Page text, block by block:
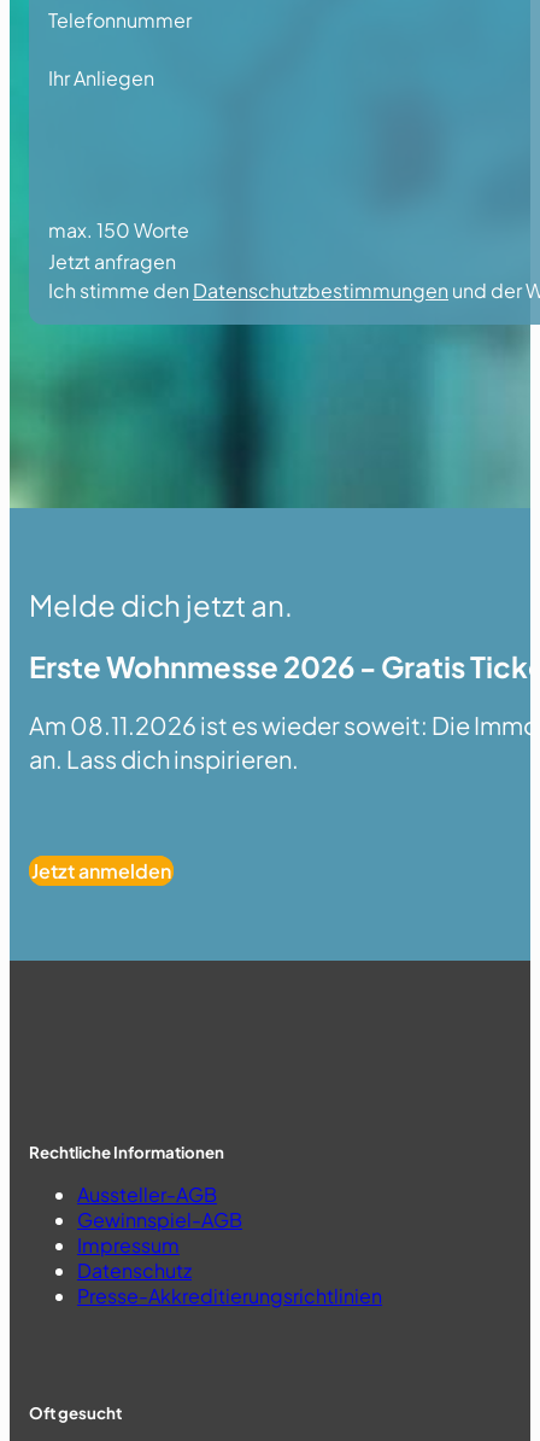
Telefonnummer
Ihr Anliegen
max. 150 Worte
Jetzt anfragen
Ich stimme den Datenschutzbestimmungen und der
Melde dich jetzt an.
Erste Wohnmesse 2026 - Gratis
Am 08.11.2026 ist es wieder soweit: Die
an. Lass dich inspirieren.
Jetzt anmelden
Rechtliche Informationen
Aussteller-AGB
Gewinnspiel-AGB
Impressum
Datenschutz
Presse-Akkreditierungsrichtlinien
Oft gesucht